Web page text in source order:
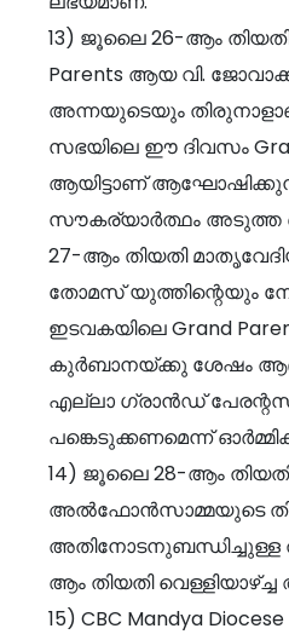
13) ജൂലൈ 26-ആം
Parents ആയ വി.
അന്നയുടെയും
സഭയിലെ ഈ ദിവസം
ആയിട്ടാണ്
സൗകര്യാർത്ഥം അടുത്ത
27-ആം തിയതി
തോമസ് യുത്തിന്റെയും
ഇടവകയിലെ Grand
കുർബാനയ്ക്കു ശേഷം
എല്ലാ ഗ്രാൻഡ്
പങ്കെടുക്കണമെന്ന്
14) ജൂലൈ 28-ആം തിയതി
അൽഫോൻസാമ്മയുടെ
അതിനോടനുബന്ധിച്ചുള്ള
ആം തിയതി
15) CBC Mandya